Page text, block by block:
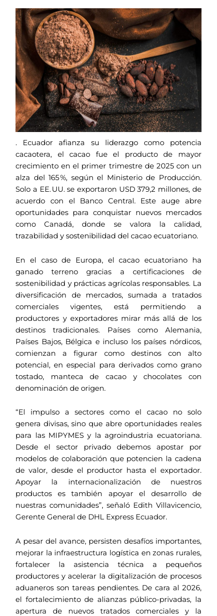
. Ecuador afianza su liderazgo como potencia
cacaotera, el cacao fue el producto de mayor
crecimiento en el primer trimestre de 2025 con un
alza del 165 %, según el Ministerio de Producción.
Solo a EE. UU. se exportaron USD 379,2 millones, de
acuerdo con el Banco Central. Este auge abre
oportunidades para conquistar nuevos mercados
como Canadá, donde se valora la calidad,
trazabilidad y sostenibilidad del cacao ecuatoriano.
En el caso de Europa, el cacao ecuatoriano ha
ganado terreno gracias a certificaciones de
sostenibilidad y prácticas agrícolas responsables. La
diversificación de mercados, sumada a tratados
comerciales vigentes, está permitiendo a
productores y exportadores mirar más allá de los
destinos tradicionales. Países como Alemania,
Países Bajos, Bélgica e incluso los países nórdicos,
comienzan a figurar como destinos con alto
potencial, en especial para derivados como grano
tostado, manteca de cacao y chocolates con
denominación de origen.
“El impulso a sectores como el cacao no solo
genera divisas, sino que abre oportunidades reales
para las MIPYMES y la agroindustria ecuatoriana.
Desde el sector privado debemos apostar por
modelos de colaboración que potencien la cadena
de valor, desde el productor hasta el exportador.
Apoyar la internacionalización de nuestros
productos es también apoyar el desarrollo de
nuestras comunidades”, señaló Edith Villavicencio,
Gerente General de DHL Express Ecuador.
A pesar del avance, persisten desafíos importantes,
mejorar la infraestructura logística en zonas rurales,
fortalecer la asistencia técnica a pequeños
productores y acelerar la digitalización de procesos
aduaneros son tareas pendientes. De cara al 2026,
el fortalecimiento de alianzas público-privadas, la
apertura de nuevos tratados comerciales y la